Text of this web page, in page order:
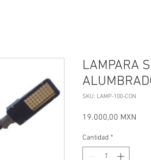
LAMPARA
SKU: LAMP-100-CON
19.000,00 MXN
Cantidad *